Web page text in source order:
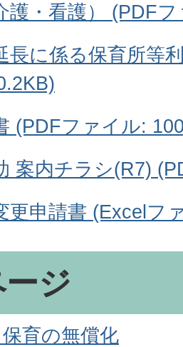
護・看護） (PDF
長に係る保育所等
(PDFファイル:
案内チラシ(R7)
更申請書 (Excelフ
ジ
育の無償化